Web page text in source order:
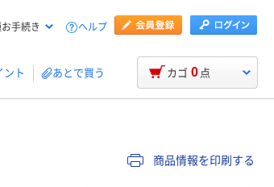
手続き ヘルプ
ント あとで買う カゴ 0 点
商品情報を印刷する